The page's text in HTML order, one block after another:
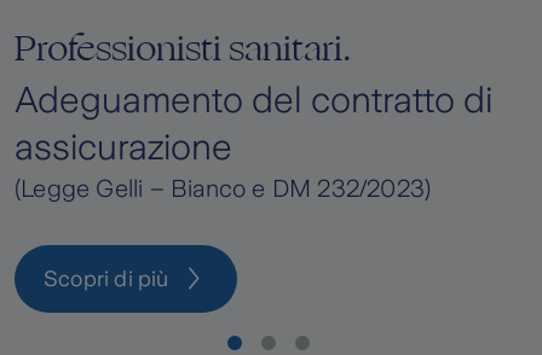
sanitari.
del contratto di
Bianco e DM 232/2023)
frontiera